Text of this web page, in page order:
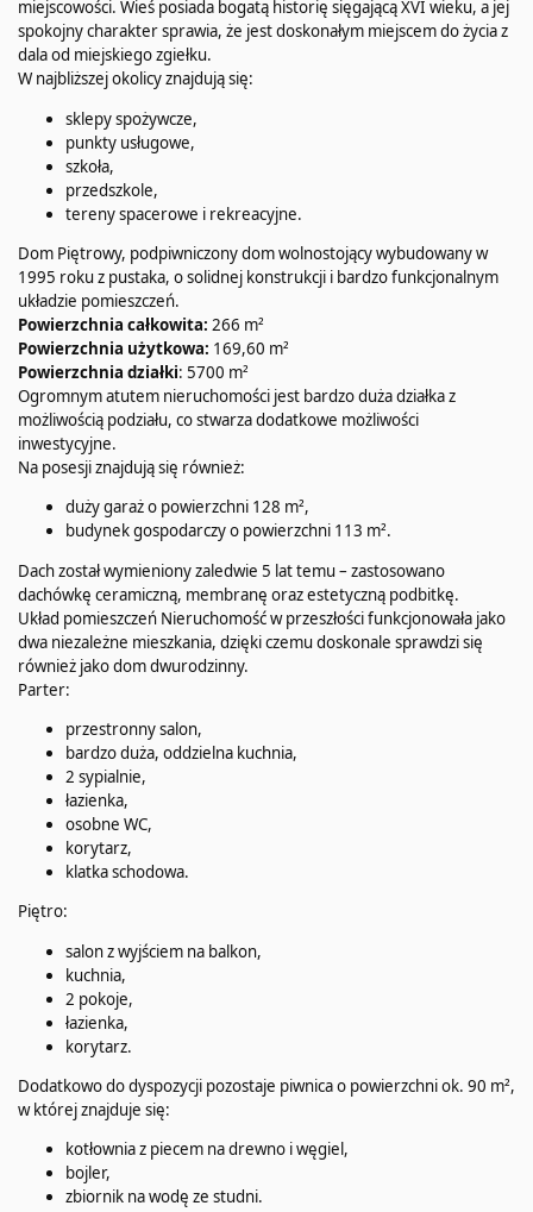
miejscowości. Wieś posiada bogatą historię sięgającą XVI wieku, a jej
spokojny charakter sprawia, że jest doskonałym miejscem do życia z
dala od miejskiego zgiełku.
W najbliższej okolicy znajdują się:
sklepy spożywcze,
punkty usługowe,
szkoła,
przedszkole,
tereny spacerowe i rekreacyjne.
Dom Piętrowy, podpiwniczony dom wolnostojący wybudowany w
1995 roku z pustaka, o solidnej konstrukcji i bardzo funkcjonalnym
układzie pomieszczeń.
Powierzchnia całkowita: 266 m²
Powierzchnia użytkowa: 169,60 m²
Powierzchnia działki: 5700 m²
Ogromnym atutem nieruchomości jest bardzo duża działka z
możliwością podziału, co stwarza dodatkowe możliwości
inwestycyjne.
Na posesji znajdują się również:
duży garaż o powierzchni 128 m²,
budynek gospodarczy o powierzchni 113 m².
Dach został wymieniony zaledwie 5 lat temu – zastosowano
dachówkę ceramiczną, membranę oraz estetyczną podbitkę.
Układ pomieszczeń Nieruchomość w przeszłości funkcjonowała jako
dwa niezależne mieszkania, dzięki czemu doskonale sprawdzi się
również jako dom dwurodzinny.
Parter:
przestronny salon,
bardzo duża, oddzielna kuchnia,
2 sypialnie,
łazienka,
osobne WC,
korytarz,
klatka schodowa.
Piętro:
salon z wyjściem na balkon,
kuchnia,
2 pokoje,
łazienka,
korytarz.
Dodatkowo do dyspozycji pozostaje piwnica o powierzchni ok. 90 m²,
w której znajduje się:
kotłownia z piecem na drewno i węgiel,
bojler,
zbiornik na wodę ze studni.